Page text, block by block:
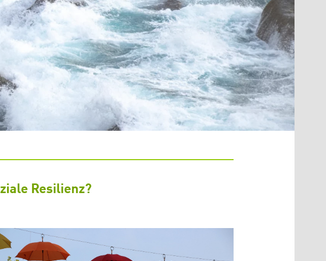
Resilienz?